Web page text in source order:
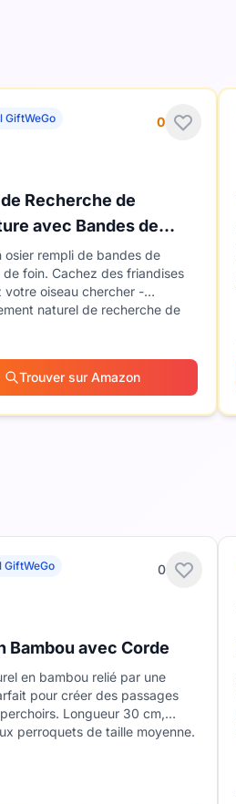
0
GiftWeGo
Recherche de
avec Bandes de
osier rempli de bandes de
foin. Cachez des friandises
votre oiseau chercher -
naturel de recherche de
Trouver sur Amazon
0
GiftWeGo
Bambou avec Corde
en bambou relié par une
pour créer des passages
Longueur 30 cm,
perroquets de taille moyenne.